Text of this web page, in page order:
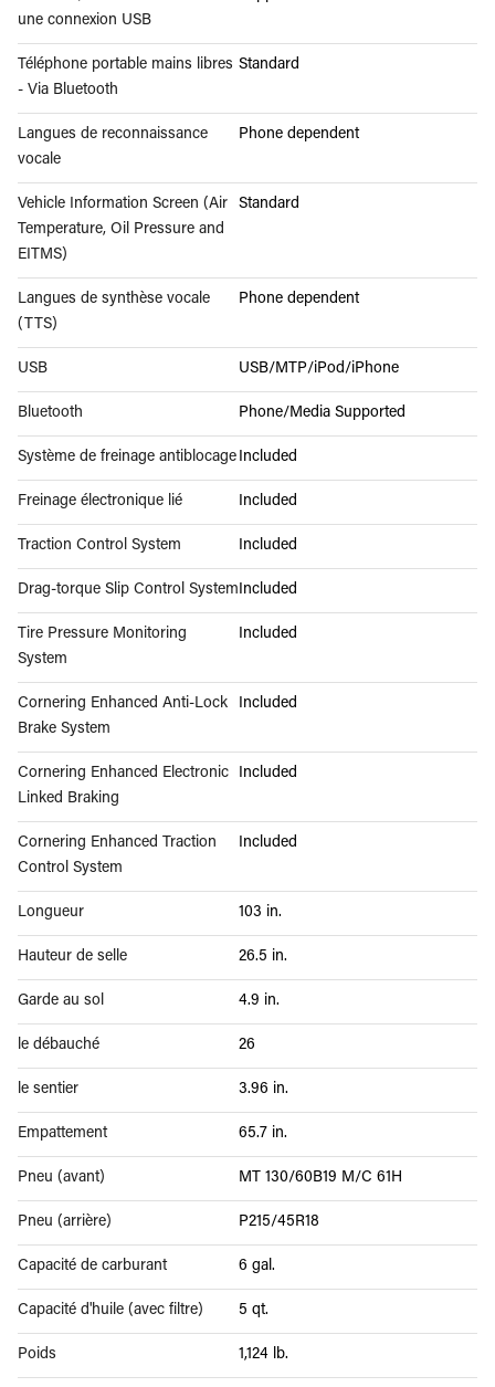
une connexion USB
Téléphone portable mains libres
- Via Bluetooth
Standard
Langues de reconnaissance
vocale
Phone dependent
Vehicle Information Screen (Air
Temperature, Oil Pressure and
EITMS)
Standard
Langues de synthèse vocale
(TTS)
Phone dependent
USB USB/MTP/iPod/iPhone
Bluetooth Phone/Media Supported
Système de freinage antiblocage Included
Freinage électronique lié Included
Traction Control System Included
Drag-torque Slip Control SystemIncluded
Tire Pressure Monitoring
System
Included
Cornering Enhanced Anti-Lock
Brake System
Included
Cornering Enhanced Electronic
Linked Braking
Included
Cornering Enhanced Traction
Control System
Included
Longueur 103 in.
Hauteur de selle 26.5 in.
Garde au sol 4.9 in.
le débauché 26
le sentier 3.96 in.
Empattement 65.7 in.
Pneu (avant) MT 130/60B19 M/C 61H
Pneu (arrière) P215/45R18
Capacité de carburant 6 gal.
Capacité d'huile (avec filtre) 5 qt.
Poids 1,124 lb.